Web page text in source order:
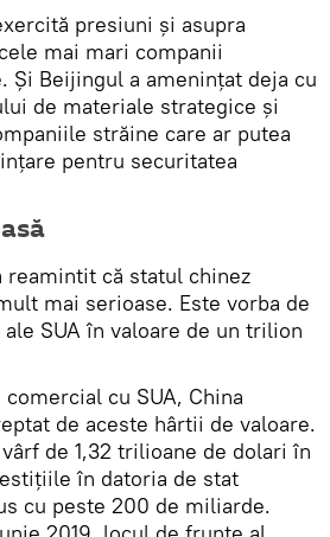
presiuni și asupra
mai mari companii
Și Beijingul a amenințat deja cu
de materiale strategice și
străine care ar putea
pentru securitatea
reamintit că statul chinez
mai serioase. Este vorba de
SUA în valoare de un trilion
cu SUA, China
de aceste hârtii de valoare.
de 1,32 trilioane de dolari în
în datoria de stat
cu peste 200 de miliarde.